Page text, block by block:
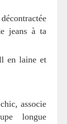
jeans à ta
en laine et
associe
longue